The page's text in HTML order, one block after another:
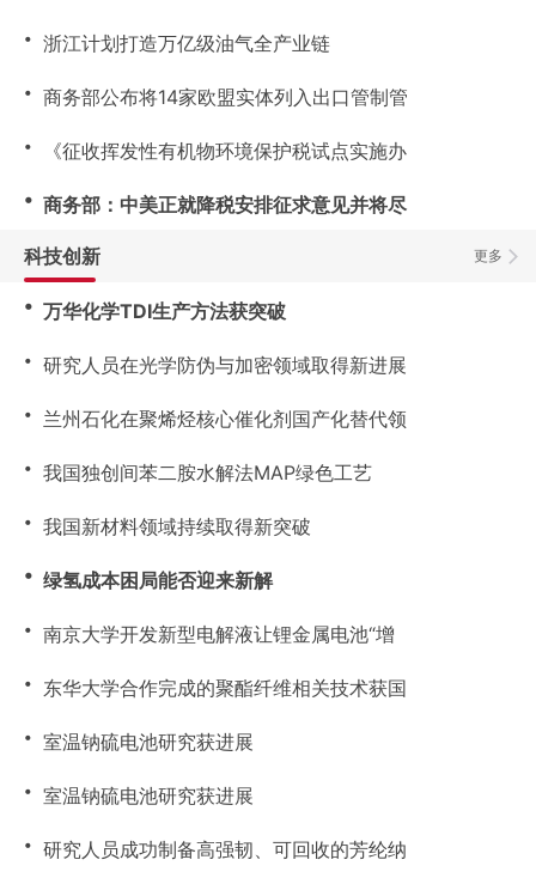
・ 浙江计划打造万亿级油气全产业链
・ 商务部公布将14家欧盟实体列入出口管制管
・ 《征收挥发性有机物环境保护税试点实施办
・ 商务部：中美正就降税安排征求意见并将尽
更多
科技创新
・ 万华化学TDI生产方法获突破
・ 研究人员在光学防伪与加密领域取得新进展
・ 兰州石化在聚烯烃核心催化剂国产化替代领
・ 我国独创间苯二胺水解法MAP绿色工艺
・ 我国新材料领域持续取得新突破
・ 绿氢成本困局能否迎来新解
・ 南京大学开发新型电解液让锂金属电池“增
・ 东华大学合作完成的聚酯纤维相关技术获国
・ 室温钠硫电池研究获进展
・ 室温钠硫电池研究获进展
・ 研究人员成功制备高强韧、可回收的芳纶纳